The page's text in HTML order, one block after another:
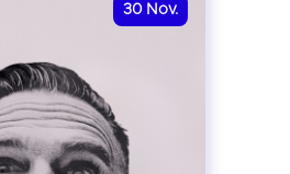
30 Nov.